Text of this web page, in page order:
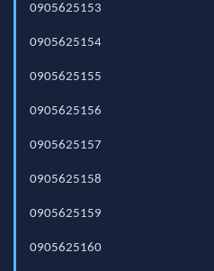
0905625153
0905625154
0905625155
0905625156
0905625157
0905625158
0905625159
0905625160